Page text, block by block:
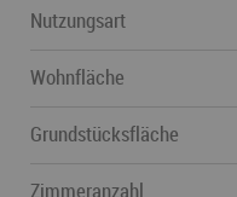
Nutzungsart
Wohnfläche
Grundstücksfläche
Zimmeranzahl